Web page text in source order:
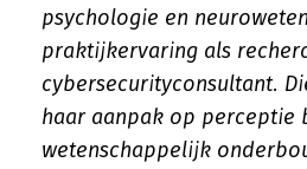
psychologie en
praktijkervaring als
cybersecurityconsultant.
haar aanpak op perceptie
wetenschappelijk